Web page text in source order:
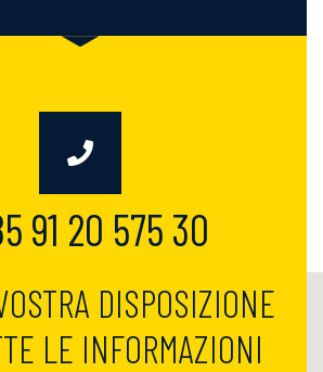
91 20 575 30
DISPOSIZIONE
LE INFORMAZIONI